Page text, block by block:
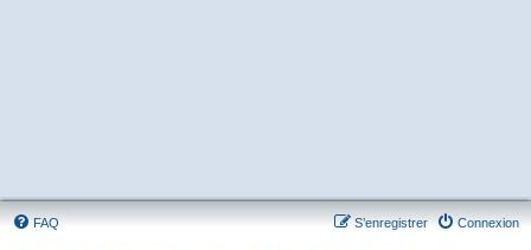
FAQ Connexion
S’enregistrer